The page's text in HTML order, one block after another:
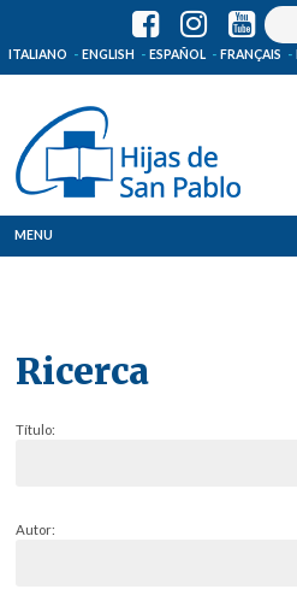
ITALIANO ENGLISH ESPAÑOL FRANÇAIS
MENU
Ricerca
Título:
Autor: